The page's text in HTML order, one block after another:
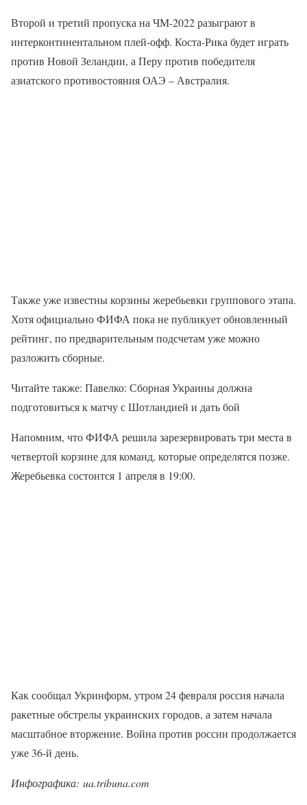
Второй и третий пропуска на ЧМ-2022 разыграют в
интерконтинентальном плей-офф. Коста-Рика будет играть
против Новой Зеландии, а Перу против победителя
азиатского противостояния ОАЭ – Австралия.
Также уже известны корзины жеребьевки группового этапа.
Хотя официально ФИФА пока не публикует обновленный
рейтинг, по предварительным подсчетам уже можно
разложить сборные.
Читайте также: Павелко: Сборная Украины должна
подготовиться к матчу с Шотландией и дать бой
Напомним, что ФИФА решила зарезервировать три места в
четвертой корзине для команд, которые определятся позже.
Жеребьевка состоится 1 апреля в 19:00.
Как сообщал Укринформ, утром 24 февраля россия начала
ракетные обстрелы украинских городов, а затем начала
масштабное вторжение. Война против россии продолжается
уже 36-й день.
Инфографика: ua.tribuna.com